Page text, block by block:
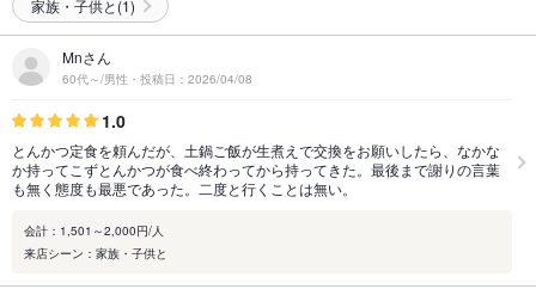
家族・子供と(1)
Mnさん
60代～/男性・投稿日：2026/04/08
1.0
とんかつ定食を頼んだが、土鍋ご飯が生煮えで交換をお願いしたら、なかな
か持ってこずとんかつが食べ終わってから持ってきた。最後まで謝りの言葉
も無く態度も最悪であった。二度と行くことは無い。
会計：1,501～2,000円/人
来店シーン：家族・子供と